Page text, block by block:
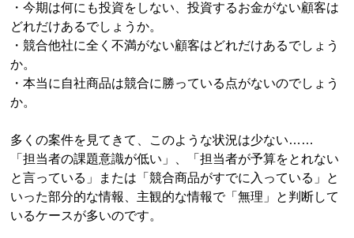
・今期は何にも投資をしない、投資するお金がない顧客は
どれだけあるでしょうか。
・競合他社に全く不満がない顧客はどれだけあるでしょう
か。
・本当に自社商品は競合に勝っている点がないのでしょう
か。
多くの案件を見てきて、このような状況は少ない……
「担当者の課題意識が低い」、「担当者が予算をとれない
と言っている」または「競合商品がすでに入っている」と
いった部分的な情報、主観的な情報で「無理」と判断して
いるケースが多いのです。